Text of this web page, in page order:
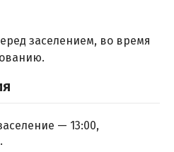
заселением, во время
— 13:00,